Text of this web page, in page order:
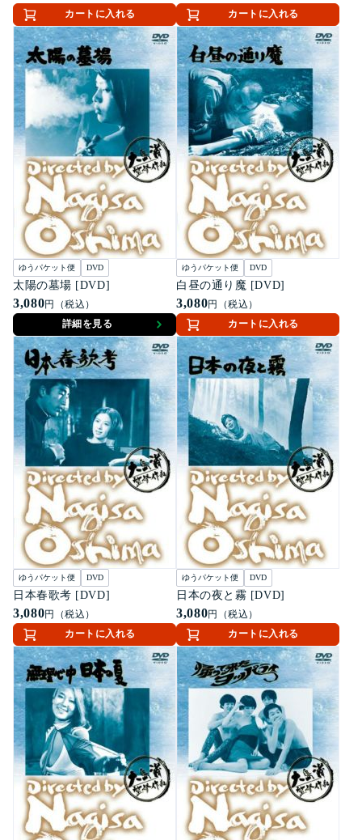
カートに入れる カートに入れる
ゆうパケット便 DVD
太陽の墓場 [DVD]
3,080円（税込）
詳細を見る
ゆうパケット便 DVD
白昼の通り魔 [DVD]
3,080円（税込）
カートに入れる
ゆうパケット便 DVD
日本春歌考 [DVD]
3,080円（税込）
カートに入れる
ゆうパケット便 DVD
日本の夜と霧 [DVD]
3,080円（税込）
カートに入れる